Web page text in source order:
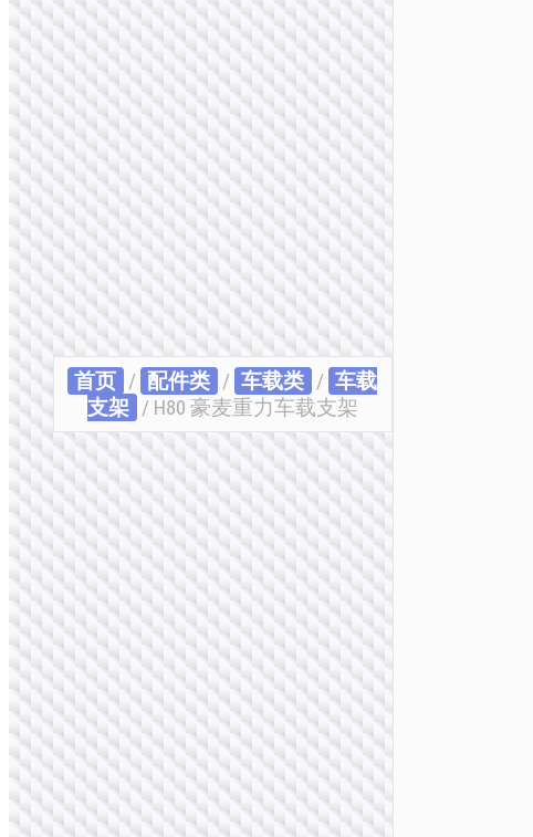
首页 / 配件类 / 车载类 / 车载
支架 / H80 豪麦重力车载支架